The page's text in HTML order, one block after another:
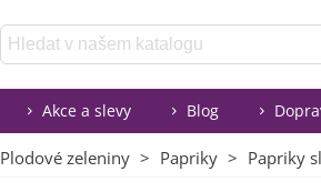
Akce a slevy Blog
Plodové zeleniny > Papriky > Papriky